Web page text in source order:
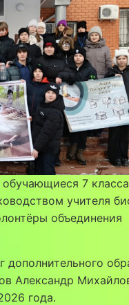
7
учителя
объединения
дополнительного
Александр
года.